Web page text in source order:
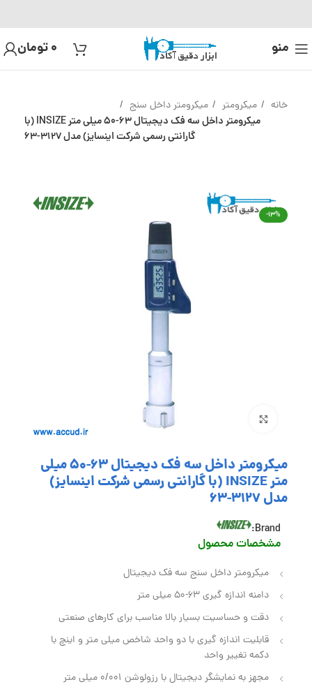
منو 0تومان
خانه میکرومتر میکرومتر داخل سنج
میکرومتر داخل سه فک دیجیتال 63-50 میلی متر INSIZE (با
گارانتی رسمی شرکت اینسایز) مدل 3127-63
-13%
میکرومتر داخل سه فک دیجیتال 63-50 میلی
متر INSIZE (با گارانتی رسمی شرکت اینسایز)
مدل 3127-63
Brand:
مشخصات محصول
میکرومتر داخل سنج سه فک دیجیتال
دامنه اندازه گیری 63-50 میلی متر
دقت و حساسیت بسیار بالا مناسب برای کارهای صنعتی
قابلیت اندازه گیری با دو واحد شاخص میلی متر و اینچ با
دکمه تغییر واحد
مجهز به نمایشگر دیجیتال با رزولوشن 0/001 میلی متر